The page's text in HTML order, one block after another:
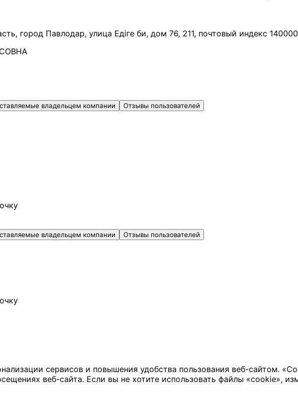
город Павлодар, улица Едіге би, дом 76, 211, почтовый индекс 140000
владельцем компании
Отзывы пользователей
владельцем компании
Отзывы пользователей
сервисов и повышения удобства пользования веб-сайтом.
веб-сайта. Если вы не хотите использовать файлы «cookie»,